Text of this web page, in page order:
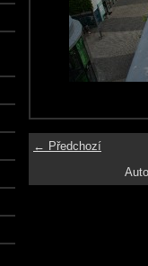
← Předchozí